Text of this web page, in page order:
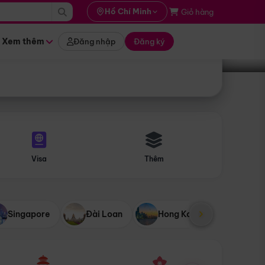
Hồ Chí Minh Giỏ hàng
Xem thêm Đăng nhập Đăng ký
Tìm tour
Visa Thêm
Singapore Đài Loan Hong Kong